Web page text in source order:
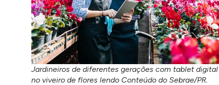
Jardineiros de diferentes gerações com tablet digital
no viveiro de flores lendo Conteúdo do Sebrae/PR.